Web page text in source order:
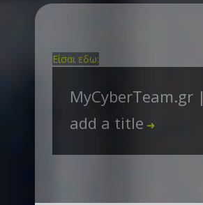
Είσαι εδω:
MyCyberTeam.gr |
add a title ➜